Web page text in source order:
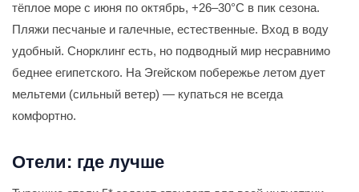
тёплое море с июня по октябрь, +26–30°С в пик сезона.
Пляжи песчаные и галечные, естественные. Вход в воду
удобный. Снорклинг есть, но подводный мир несравнимо
беднее египетского. На Эгейском побережье летом дует
мельтеми (сильный ветер) — купаться не всегда
комфортно.
Отели: где лучше